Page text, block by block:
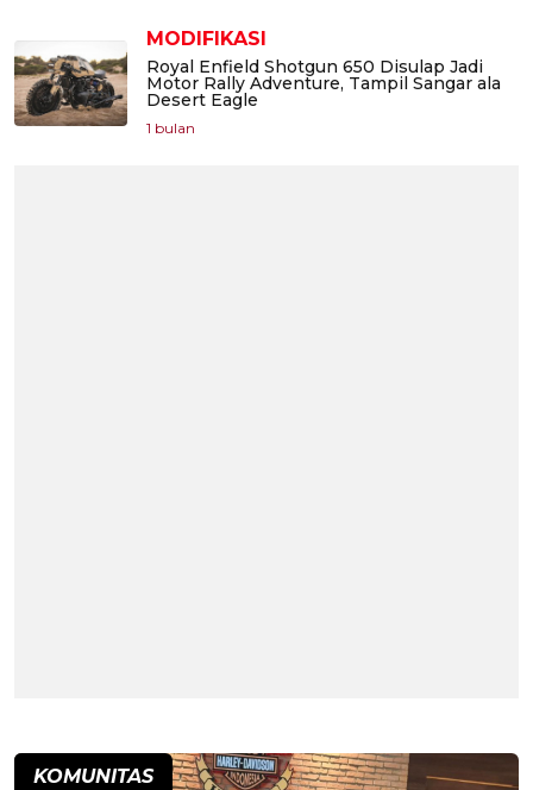
MODIFIKASI
Royal Enfield Shotgun 650 Disulap Jadi
Motor Rally Adventure, Tampil Sangar ala
Desert Eagle
1 bulan
KOMUNITAS